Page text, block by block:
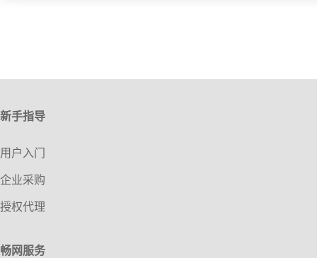
新手指导
用户入门
企业采购
授权代理
畅网服务